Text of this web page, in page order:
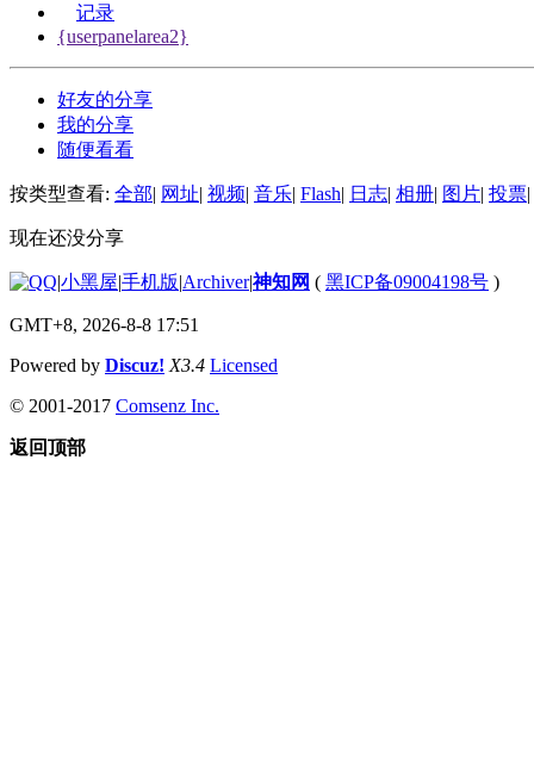
记录
{userpanelarea2}
好友的分享
我的分享
随便看看
按类型查看: 全部| 网址| 视频| 音乐| Flash| 日志| 相册| 图片| 投票|
现在还没分享
|小黑屋|手机版|Archiver|神知网 ( 黑ICP备09004198号 )
GMT+8, 2026-8-8 17:51
Powered by Discuz! X3.4 Licensed
© 2001-2017 Comsenz Inc.
返回顶部